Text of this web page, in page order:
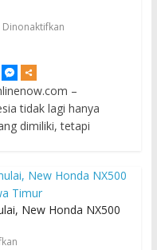
–
tidak lagi hanya
dimiliki, tetapi
New Honda NX500